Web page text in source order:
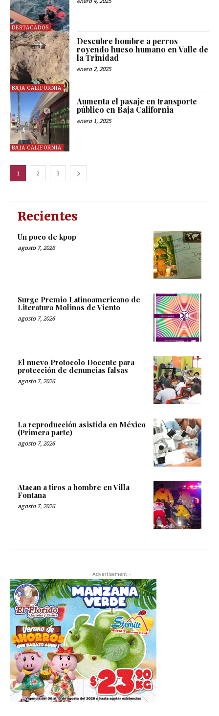
DESTACADOS
BAJA CALIFORNIA
Descubre hombre a perros
royendo hueso humano en Valle de
la Trinidad
enero 2, 2025
BAJA CALIFORNIA
Aumenta el pasaje en transporte
público en Baja California
enero 1, 2025
1 2 3
Recientes
Un poco de kpop
agosto 7, 2026
Surge Premio Latinoamericano de
Literatura Molinos de Viento
agosto 7, 2026
El nuevo Protocolo Docente para
protección de denuncias falsas
agosto 7, 2026
La reproducción asistida en México
(Primera parte)
agosto 7, 2026
Atacan a tiros a hombre en Villa
Fontana
agosto 7, 2026
- Advertisement -